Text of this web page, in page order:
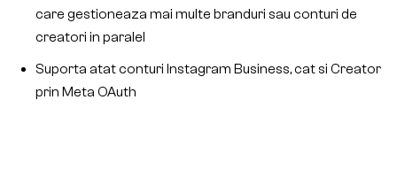
care gestioneaza mai multe branduri sau conturi de
creatori in paralel
Suporta atat conturi Instagram Business, cat si Creator
prin Meta OAuth